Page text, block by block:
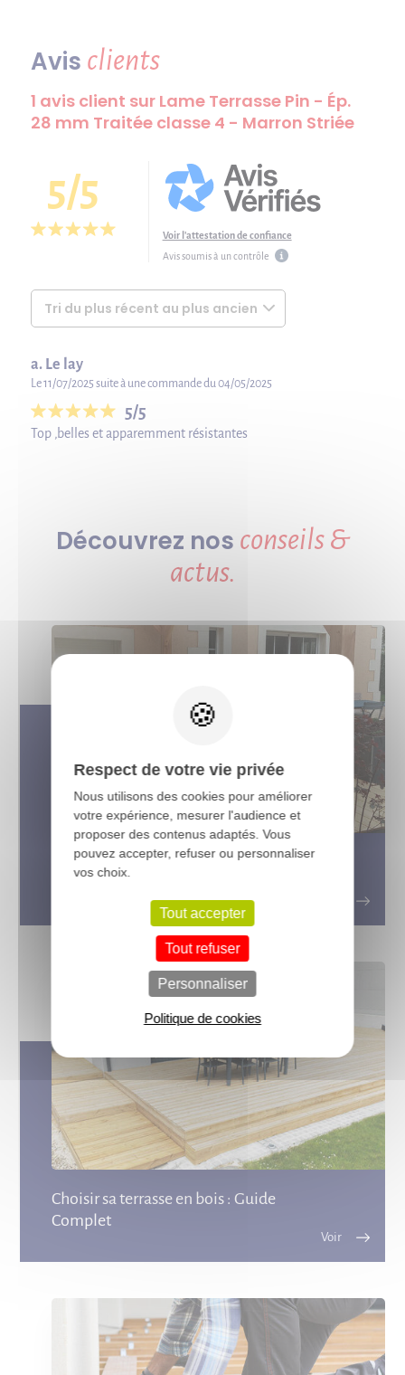
Avis clients
1 avis client sur Lame Terrasse Pin - Ép.
28 mm Traitée classe 4 - Marron Striée
5/5
Voir l'attestation de confiance
Avis soumis à un contrôle
a. Le lay
Le 11/07/2025 suite à une commande du 04/05/2025
5/5
Top ,belles et apparemment résistantes
Découvrez nos conseils &
actus.
La terrasse bois Accoya : Une
Choisir sa terrasse en bois : Guide
Complet
Respect de votre vie privée
Nous utilisons des cookies pour améliorer
votre expérience, mesurer l'audience et
proposer des contenus adaptés. Vous
pouvez accepter, refuser ou personnaliser
vos choix.
Tout accepter
Tout refuser
Personnaliser
Politique de cookies